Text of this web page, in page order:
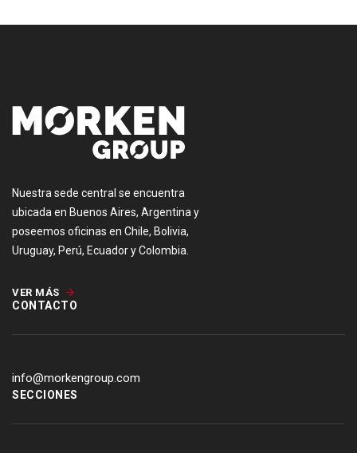
Nuestra sede central se encuentra
ubicada en Buenos Aires, Argentina y
poseemos oficinas en Chile, Bolivia,
Uruguay, Perú, Ecuador y Colombia.
VER MÁS
CONTACTO
info@morkengroup.com
SECCIONES